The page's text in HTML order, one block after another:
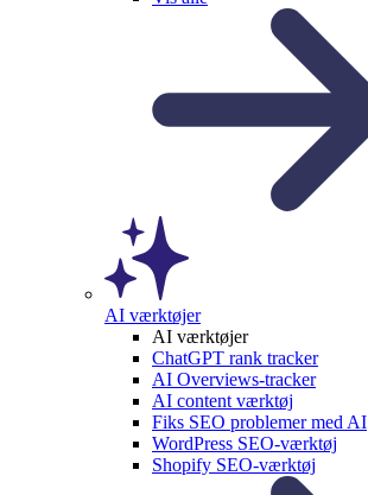
AI værktøjer
AI værktøjer
ChatGPT rank tracker
AI Overviews-tracker
AI content værktøj
Fiks SEO problemer med AI
WordPress SEO-værktøj
Shopify SEO-værktøj